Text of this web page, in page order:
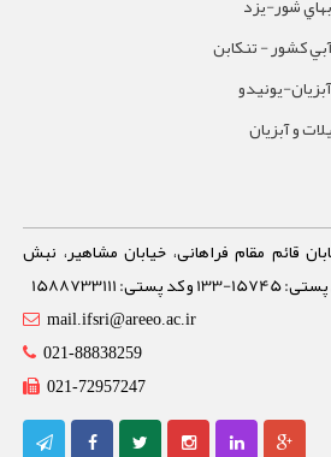
کشور - تنکابن
یونیدو
و آبزیان
قائم مقام فراهانی، خیابان مشاهیر، نبش
mail.ifsri@areeo.ac.ir
021-88838259
021-72957247